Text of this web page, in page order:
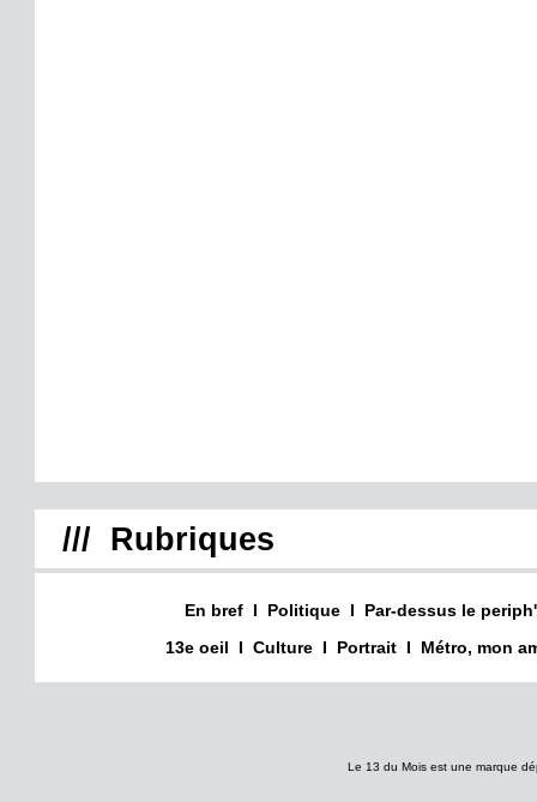
/// Rubriques
En bref I Politique I
Par-dessus le periph'
13e oeil
I Culture I Portrait I Métro, mon
Le 13 du Mois est une marque